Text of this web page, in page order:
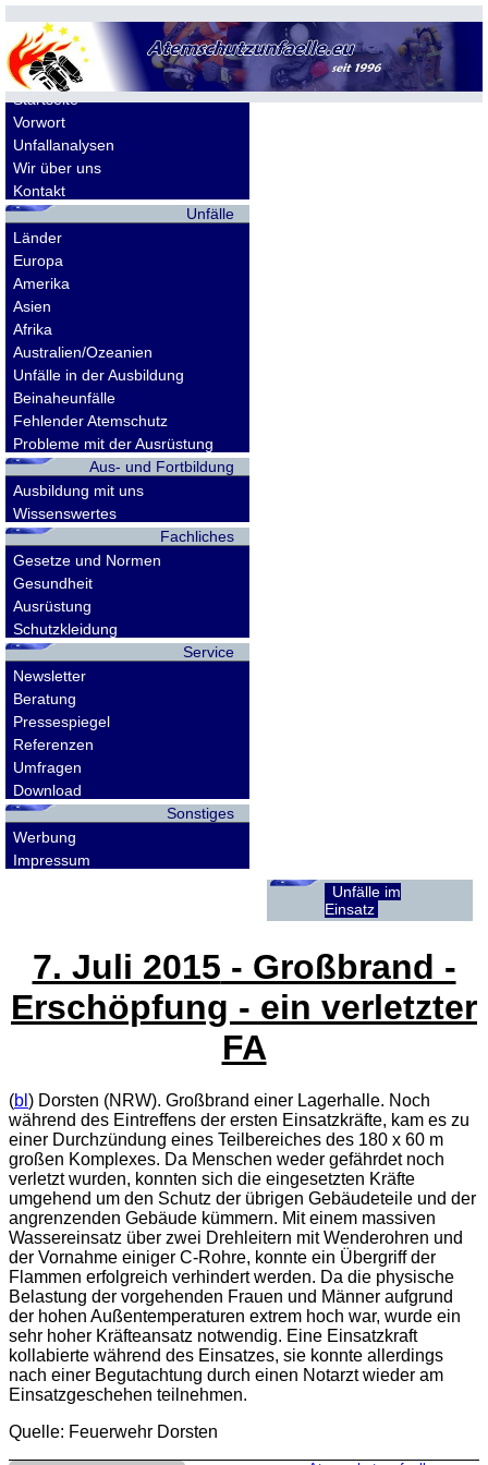
Allgemeines
Startseite
Vorwort
Unfallanalysen
Wir über uns
Kontakt
Unfälle
Länder
Europa
Amerika
Asien
Afrika
Australien/Ozeanien
Unfälle in der Ausbildung
Beinaheunfälle
Fehlender Atemschutz
Probleme mit der Ausrüstung
Aus- und Fortbildung
Ausbildung mit uns
Wissenswertes
Fachliches
Gesetze und Normen
Gesundheit
Ausrüstung
Schutzkleidung
Service
Newsletter
Beratung
Pressespiegel
Referenzen
Umfragen
Download
Sonstiges
Werbung
Impressum
Unfälle im
Einsatz
7. Juli 2015 - Großbrand -
Erschöpfung - ein verletzter
FA
(bl ) Dorsten (NRW). Großbrand einer Lagerhalle. Noch
während des Eintreffens der ersten Einsatzkräfte, kam es zu
einer Durchzündung eines Teilbereiches des 180 x 60 m
großen Komplexes. Da Menschen weder gefährdet noch
verletzt wurden, konnten sich die eingesetzten Kräfte
umgehend um den Schutz der übrigen Gebäudeteile und der
angrenzenden Gebäude kümmern. Mit einem massiven
Wassereinsatz über zwei Drehleitern mit Wenderohren und
der Vornahme einiger C-Rohre, konnte ein Übergriff der
Flammen erfolgreich verhindert werden. Da die physische
Belastung der vorgehenden Frauen und Männer aufgrund
der hohen Außentemperaturen extrem hoch war, wurde ein
sehr hoher Kräfteansatz notwendig. Eine Einsatzkraft
kollabierte während des Einsatzes, sie konnte allerdings
nach einer Begutachtung durch einen Notarzt wieder am
Einsatzgeschehen teilnehmen.
Quelle: Feuerwehr Dorsten